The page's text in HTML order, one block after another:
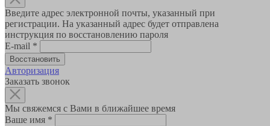
Введите адрес электронной почты, указанный при
регистрации. На указанный адрес будет отправлена
инструкция по восстановлению пароля
E-mail *
Авторизация
Заказать звонок
Мы свяжемся с Вами в ближайшее время
Ваше имя *